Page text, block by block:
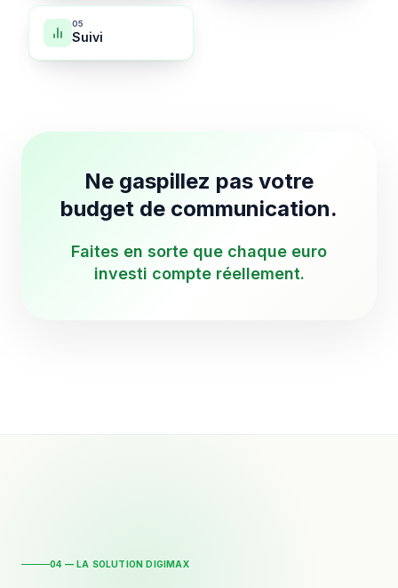
05
Suivi
Ne gaspillez pas votre
budget de communication.
Faites en sorte que chaque euro
investi compte réellement.
04 — LA SOLUTION DIGIMAX